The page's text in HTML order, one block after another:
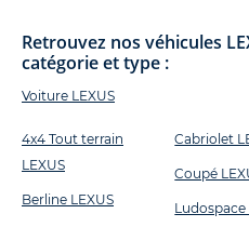
Retrouvez nos véhicules
catégorie et type :
Voiture LEXUS
4x4 Tout terrain
LEXUS
Berline LEXUS
Cabriolet
Coupé
Ludospace